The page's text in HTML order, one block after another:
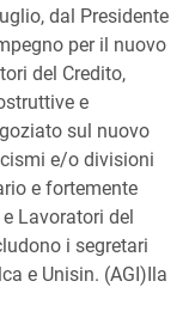
dal Presidente
per il nuovo
del Credito,
e
sul nuovo
e/o divisioni
e fortemente
Lavoratori del
i segretari
e Unisin. (AGI)Ila